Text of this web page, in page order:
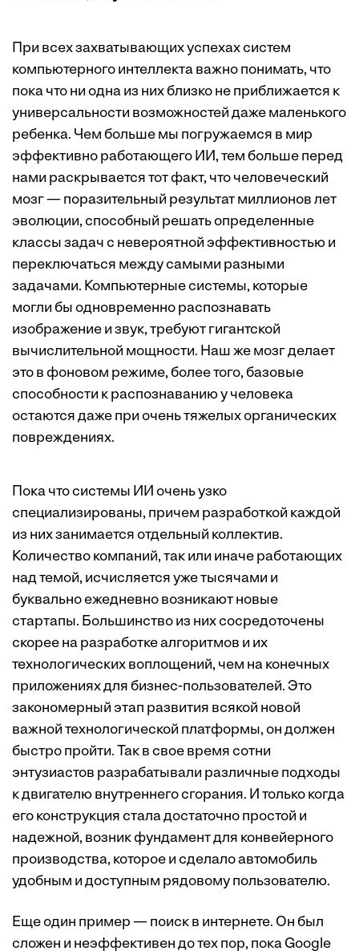
При всех захватывающих успехах систем
компьютерного интеллекта важно понимать, что
пока что ни одна из них близко не приближается к
универсальности возможностей даже маленького
ребенка. Чем больше мы погружаемся в мир
эффективно работающего ИИ, тем больше перед
нами раскрывается тот факт, что человеческий
мозг — поразительный результат миллионов лет
эволюции, способный решать определенные
классы задач с невероятной эффективностью и
переключаться между самыми разными
задачами. Компьютерные системы, которые
могли бы одновременно распознавать
изображение и звук, требуют гигантской
вычислительной мощности. Наш же мозг делает
это в фоновом режиме, более того, базовые
способности к распознаванию у человека
остаются даже при очень тяжелых органических
повреждениях.
Пока что системы ИИ очень узко
специализированы, причем разработкой каждой
из них занимается отдельный коллектив.
Количество компаний, так или иначе работающих
над темой, исчисляется уже тысячами и
буквально ежедневно возникают новые
стартапы. Большинство из них сосредоточены
скорее на разработке алгоритмов и их
технологических воплощений, чем на конечных
приложениях для бизнес-пользователей. Это
закономерный этап развития всякой новой
важной технологической платформы, он должен
быстро пройти. Так в свое время сотни
энтузиастов разрабатывали различные подходы
к двигателю внутреннего сгорания. И только когда
его конструкция стала достаточно простой и
надежной, возник фундамент для конвейерного
производства, которое и сделало автомобиль
удобным и доступным рядовому пользователю.
Еще один пример — поиск в интернете. Он был
сложен и неэффективен до тех пор, пока Google